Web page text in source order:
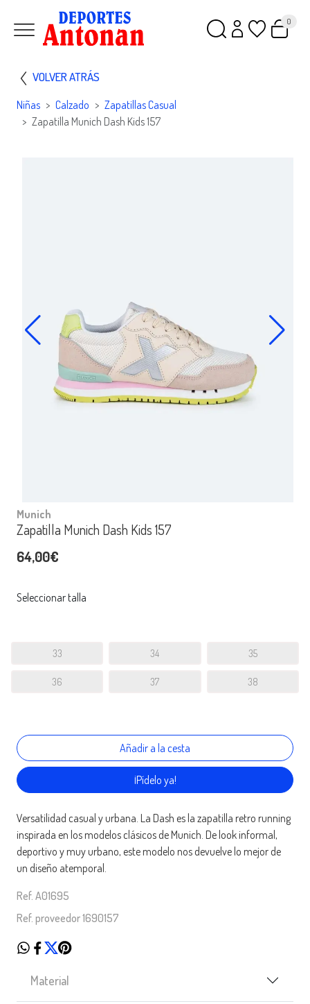
0
VOLVER ATRÁS
Niñas Calzado
Zapatillas Casual
Zapatilla Munich Dash Kids 157
Munich
Zapatilla Munich Dash Kids 157
64,00€
Seleccionar talla
33 34 35
36 37 38
¡Pídelo ya!
Versatilidad casual y urbana. La Dash es la zapatilla retro running
inspirada en los modelos clásicos de Munich. De look informal,
deportivo y muy urbano, este modelo nos devuelve lo mejor de
un diseño atemporal.
Ref. A01695
Ref. proveedor 1690157
Material